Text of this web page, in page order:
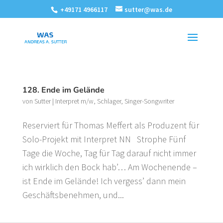
+49171 4966117 sutter@was.de
128. Ende im Gelände
von Sutter| Interpret m/w, Schlager, Singer-Songwriter
Reserviert für Thomas Meffert als Produzent für
Solo-Projekt mit Interpret NN Strophe Fünf
Tage die Woche, Tag für Tag darauf nicht immer
ich wirklich den Bock hab’… Am Wochenende –
ist Ende im Gelände! Ich vergess’ dann mein
Geschäftsbenehmen, und...